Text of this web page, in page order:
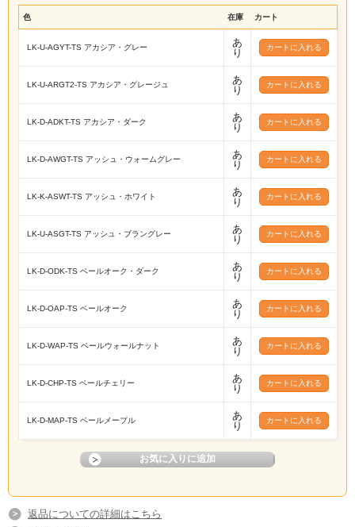
色 在庫 カート
LK-U-AGYT-TS アカシア・グレー
あ
り
LK-U-ARGT2-TS アカシア・グレージュ
あ
り
LK-D-ADKT-TS アカシア・ダーク
あ
り
LK-D-AWGT-TS アッシュ・ウォームグレー
あ
り
LK-K-ASWT-TS アッシュ・ホワイト
あ
り
LK-U-ASGT-TS アッシュ・ブラングレー
あ
り
LK-D-ODK-TS ベールオーク・ダーク
あ
り
LK-D-OAP-TS ベールオーク
あ
り
LK-D-WAP-TS ベールウォールナット
あ
り
LK-D-CHP-TS ベールチェリー
あ
り
LK-D-MAP-TS ベールメープル
あ
り
返品についての詳細はこちら